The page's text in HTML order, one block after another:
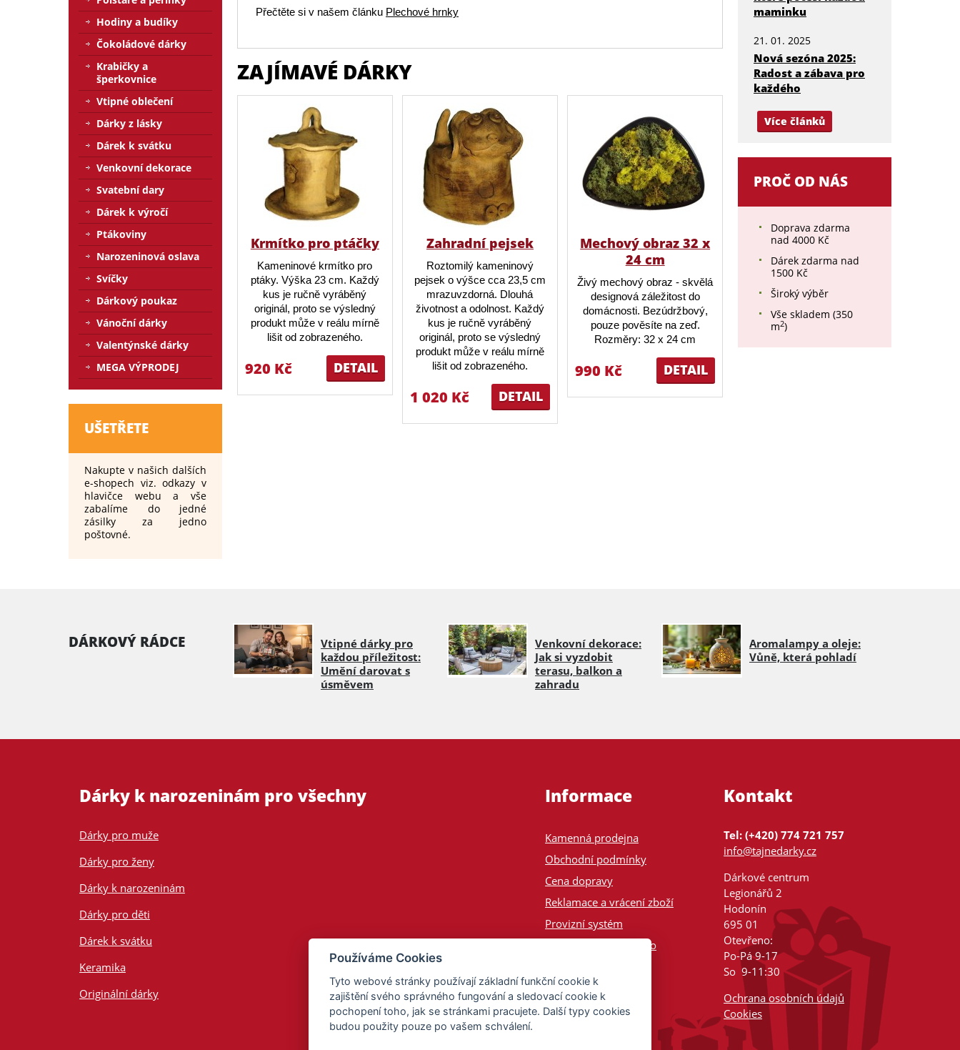
Přečtěte si v našem článku Plechové hrnky
ZAJÍMAVÉ DÁRKY
Krmítko pro ptáčky
Kameninové krmítko pro
ptáky. Výška 23 cm. Každý
kus je ručně vyráběný
originál, proto se výsledný
produkt může v reálu mírně
lišit od zobrazeného.
DETAIL
920 Kč
Zahradní pejsek
Roztomilý kameninový
pejsek o výšce cca 23,5 cm
mrazuvzdorná. Dlouhá
životnost a odolnost. Každý
kus je ručně vyráběný
originál, proto se výsledný
produkt může v reálu mírně
lišit od zobrazeného.
DETAIL
1 020 Kč
Mechový obraz 32 x
24 cm
Živý mechový obraz - skvělá
designová záležitost do
domácnosti. Bezúdržbový,
pouze pověsíte na zeď.
Rozměry: 32 x 24 cm
DETAIL
990 Kč
maminku
21. 01. 2025
Nová sezóna 2025:
Radost a zábava pro
každého
Více článků
PROČ OD NÁS
Doprava zdarma
nad 4000 Kč
Dárek zdarma nad
1500 Kč
Široký výběr
Vše skladem (350
m2)
Hodiny a budíky
Čokoládové dárky
Krabičky a
šperkovnice
Vtipné oblečení
Dárky z lásky
Dárek k svátku
Venkovní dekorace
Svatební dary
Dárek k výročí
Ptákoviny
Narozeninová oslava
Svíčky
Dárkový poukaz
Vánoční dárky
Valentýnské dárky
MEGA VÝPRODEJ
UŠETŘETE
Nakupte v našich dalších
e-shopech viz. odkazy v
hlavičce webu a vše
zabalíme do jedné
zásilky za jedno
poštovné.
DÁRKOVÝ RÁDCE
Vtipné dárky pro
každou příležitost:
Umění darovat s
úsměvem
Venkovní dekorace:
Jak si vyzdobit
terasu, balkon a
zahradu
Aromalampy a oleje:
Vůně, která pohladí
Dárky k narozeninám pro všechny
Dárky pro muže
Dárky pro ženy
Dárky k narozeninám
Dárky pro děti
Dárek k svátku
Keramika
Originální dárky
Informace
Kamenná prodejna
Obchodní podmínky
Cena dopravy
Reklamace a vrácení zboží
Provizní systém
Odeslání na Slovensko
Kontakt
Tel: (+420) 774 721 757
info@tajnedarky.cz
Dárkové centrum
Legionářů 2
Hodonín
695 01
Otevřeno:
Po-Pá 9-17
So 9-11:30
Ochrana osobních údajů
Cookies
Používáme Cookies
Tyto webové stránky používají základní funkční cookie k
zajištění svého správného fungování a sledovací cookie k
pochopení toho, jak se stránkami pracujete. Další typy cookies
budou použity pouze po vašem schválení.